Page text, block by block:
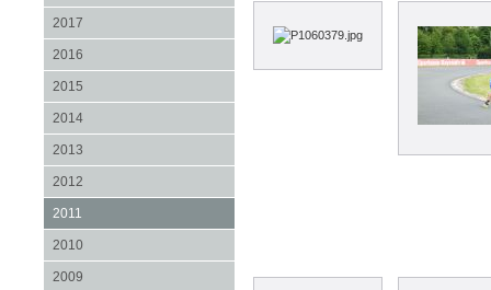
2017
2016
2015
2014
2013
2012
2011
2010
2009